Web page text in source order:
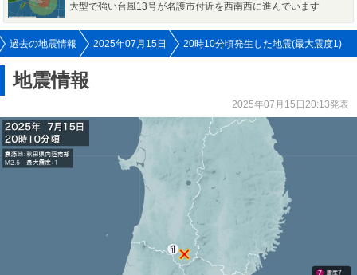
大型で強い台風13号が名護市付近を西南西に進んでいます
過去の地震情報 2025年07月15日 20時10分頃発生した地震(最大震度1)
地震情報
2025年07月15日20:13発表